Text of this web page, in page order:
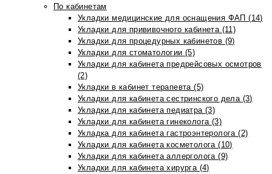
По кабинетам
Укладки медицинские для оснащения ФАП (14)
Укладки для прививочного кабинета (11)
Укладки для процедурных кабинетов (9)
Укладки для стоматологии (5)
Укладки для кабинета предрейсовых осмотров
(2)
Укладки в кабинет терапевта (5)
Укладки для кабинета сестринского дела (3)
Укладки для кабинета педиатра (3)
Укладки для кабинета гинеколога (3)
Укладка для кабинета гастроэнтеролога (2)
Укладки для кабинета косметолога (10)
Укладки для кабинета аллерголога (9)
Укладки для кабинета хирурга (4)